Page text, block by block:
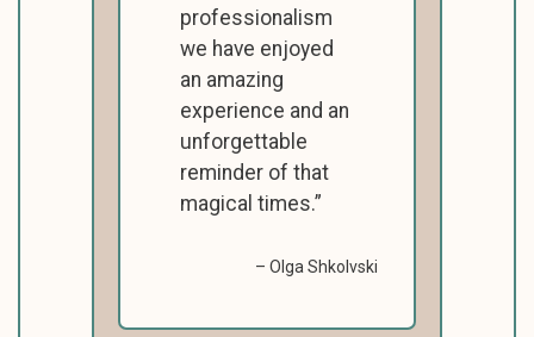
professionalism
we have enjoyed
an amazing
experience and an
unforgettable
reminder of that
magical times.
Olga Shkolvski